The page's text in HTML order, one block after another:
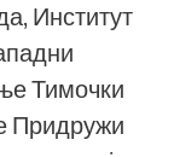
Институт
Тимочки
Придружи